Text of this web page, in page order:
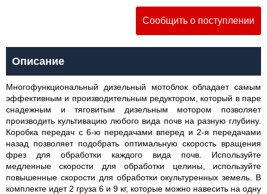
Сообщить о поступлении
Описание
Многофункциональный дизельный мотоблок обладает самым
эффективным и производительным редуктором, который в паре
снадежным и тяговитым дизельным мотором позволяет
производить культивацию любого вида почв на разную глубину.
Коробка передач с 6-ю передачами вперед и 2-я передачами
назад позволяет подобрать оптимальную скорость вращения
фрез для обработки каждого вида почв. Используйте
медленные скорости для обработки целины, используйте
повышенные скорости для обработки окультуренных земель. В
комплекте идет 2 груза 6 и 9 кг, которые можно навесить на одну